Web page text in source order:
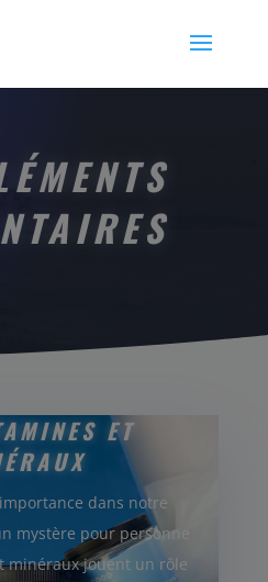
ET
importance dans notre
mystère pour personne
minéraux jouent un rôle